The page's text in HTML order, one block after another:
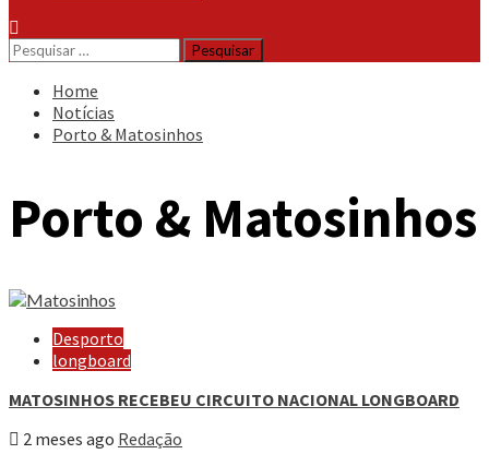
Pesquisar
por:
Home
Notícias
Porto & Matosinhos
Porto & Matosinhos
Desporto
longboard
MATOSINHOS RECEBEU CIRCUITO NACIONAL LONGBOARD
2 meses ago Redação